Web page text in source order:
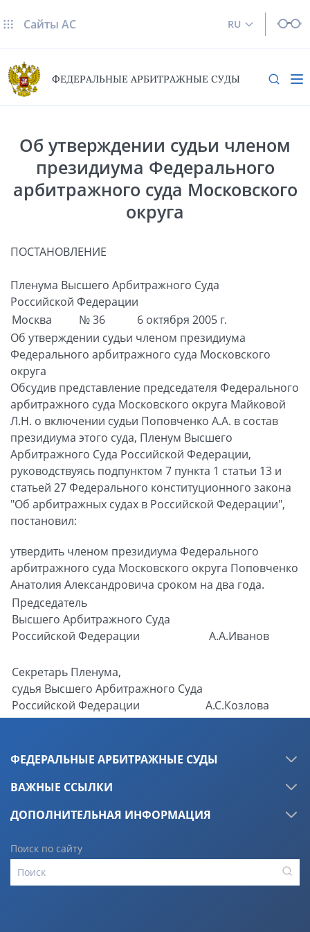
RU
Сайты AC
ФЕДЕРАЛЬНЫЕ АРБИТРАЖНЫЕ СУДЫ
Об утверждении судьи членом
президиума Федерального
арбитражного суда Московского
округа
ПОСТАНОВЛЕНИЕ
Пленума Высшего Арбитражного Суда
Российской Федерации
Москва
№ 36
6 октября 2005 г.
Об утверждении судьи членом президиума
Федерального арбитражного суда Московского
округа
Обсудив представление председателя Федерального
арбитражного суда Московского округа Майковой
Л.Н. о включении судьи Поповченко А.А. в состав
президиума этого суда, Пленум Высшего
Арбитражного Суда Российской Федерации,
руководствуясь подпунктом 7 пункта 1 статьи 13 и
статьей 27 Федерального конституционного закона
"Об арбитражных судах в Российской Федерации",
постановил:
утвердить членом президиума Федерального
арбитражного суда Московского округа Поповченко
Анатолия Александровича сроком на два года.
Председатель
Высшего Арбитражного Суда
Российской Федерации
А.А.Иванов
Секретарь Пленума,
судья Высшего Арбитражного Суда
Российской Федерации
А.С.Козлова
ФЕДЕРАЛЬНЫЕ АРБИТРАЖНЫЕ СУДЫ
ВАЖНЫЕ ССЫЛКИ
ДОПОЛНИТЕЛЬНАЯ ИНФОРМАЦИЯ
Поиск по сайту